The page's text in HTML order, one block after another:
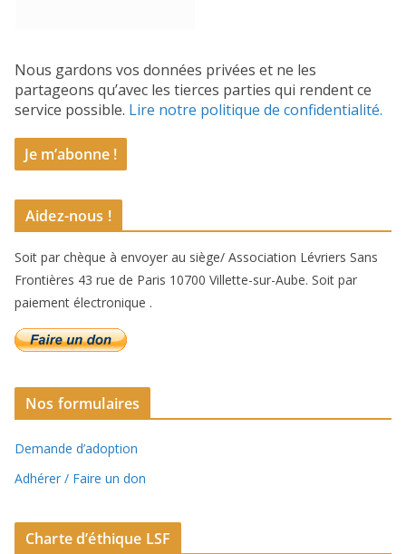
Nous gardons vos données privées et ne les
partageons qu’avec les tierces parties qui rendent ce
service possible. Lire notre politique de confidentialité.
Aidez-nous !
Soit par chèque à envoyer au siège/ Association Lévriers Sans
Frontières 43 rue de Paris 10700 Villette-sur-Aube. Soit par
paiement électronique .
Nos formulaires
Demande d’adoption
Adhérer / Faire un don
Charte d’éthique LSF